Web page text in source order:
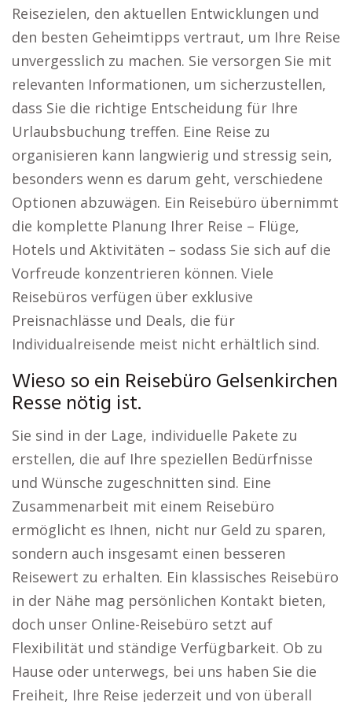
Reisezielen, den aktuellen Entwicklungen und
den besten Geheimtipps vertraut, um Ihre Reise
unvergesslich zu machen. Sie versorgen Sie mit
relevanten Informationen, um sicherzustellen,
dass Sie die richtige Entscheidung für Ihre
Urlaubsbuchung treffen. Eine Reise zu
organisieren kann langwierig und stressig sein,
besonders wenn es darum geht, verschiedene
Optionen abzuwägen. Ein Reisebüro übernimmt
die komplette Planung Ihrer Reise – Flüge,
Hotels und Aktivitäten – sodass Sie sich auf die
Vorfreude konzentrieren können. Viele
Reisebüros verfügen über exklusive
Preisnachlässe und Deals, die für
Individualreisende meist nicht erhältlich sind.
Wieso so ein Reisebüro Gelsenkirchen
Resse nötig ist.
Sie sind in der Lage, individuelle Pakete zu
erstellen, die auf Ihre speziellen Bedürfnisse
und Wünsche zugeschnitten sind. Eine
Zusammenarbeit mit einem Reisebüro
ermöglicht es Ihnen, nicht nur Geld zu sparen,
sondern auch insgesamt einen besseren
Reisewert zu erhalten. Ein klassisches Reisebüro
in der Nähe mag persönlichen Kontakt bieten,
doch unser Online-Reisebüro setzt auf
Flexibilität und ständige Verfügbarkeit. Ob zu
Hause oder unterwegs, bei uns haben Sie die
Freiheit, Ihre Reise jederzeit und von überall